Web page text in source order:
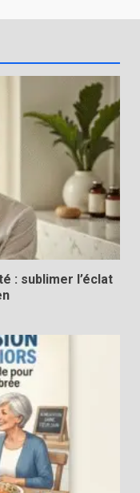
: sublimer l’éclat